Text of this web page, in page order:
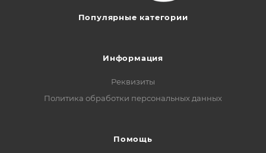
Популярные категории
Информация
Реквизиты
Политика обработки персональных данных
Помощь